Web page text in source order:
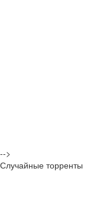
-->
Случайные торренты